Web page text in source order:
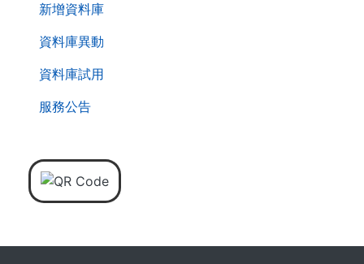
新增資料庫
資料庫異動
資料庫試用
服務公告